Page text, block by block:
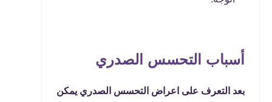
أسباب التحسس الصدري
بعد التعرف على اعراض التحسس الصدري يمكن